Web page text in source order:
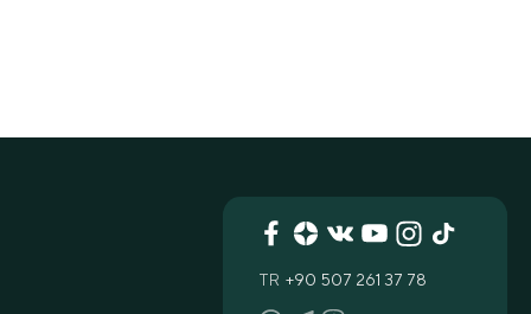
TR +90 507 261 37 78